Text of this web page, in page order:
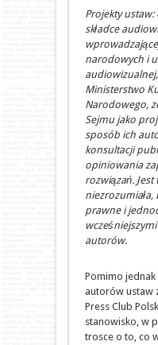
Projekty
składce
narodowychi
Ministerstwo
Narodowego,
Sejmu jako
sposób ich
konsultacji
opiniowania
rozwiązań. Jest
niezrozumiała,
prawne i
autorów.
Pomimo jednak
autorów ustaw
Press Club
stanowisko, w
trosce o to, co